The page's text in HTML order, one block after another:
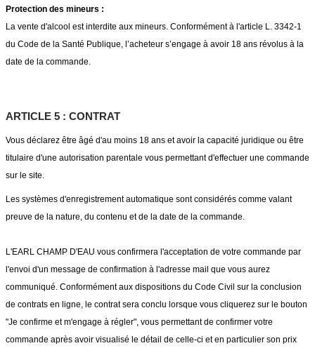
Protection des mineurs :
La vente d'alcool est interdite aux mineurs. Conformément à l'article L. 3342-1
du Code de la Santé Publique, l’acheteur s’engage à avoir 18 ans révolus à la
date de la commande.
ARTICLE 5 : CONTRAT
Vous déclarez être âgé d'au moins 18 ans et avoir la capacité juridique ou être
titulaire d'une autorisation parentale vous permettant d'effectuer une commande
sur le site.
Les systèmes d'enregistrement automatique sont considérés comme valant
preuve de la nature, du contenu et de la date de la commande.
L'EARL CHAMP D'EAU vous confirmera l'acceptation de votre commande par
l'envoi d'un message de confirmation à l'adresse mail que vous aurez
communiqué. Conformément aux dispositions du Code Civil sur la conclusion
de contrats en ligne, le contrat sera conclu lorsque vous cliquerez sur le bouton
"Je confirme et m'engage à régler", vous permettant de confirmer votre
commande après avoir visualisé le détail de celle-ci et en particulier son prix